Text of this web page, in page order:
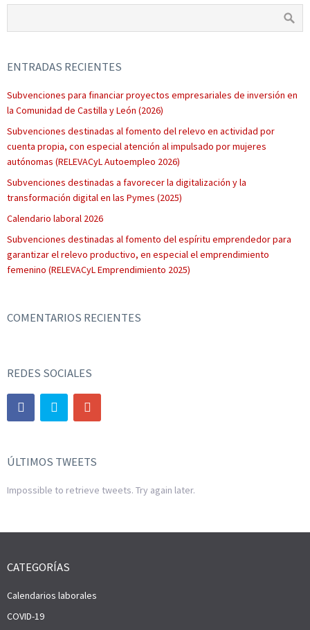
ENTRADAS RECIENTES
Subvenciones para financiar proyectos empresariales de inversión en
la Comunidad de Castilla y León (2026)
Subvenciones destinadas al fomento del relevo en actividad por
cuenta propia, con especial atención al impulsado por mujeres
autónomas (RELEVACyL Autoempleo 2026)
Subvenciones destinadas a favorecer la digitalización y la
transformación digital en las Pymes (2025)
Calendario laboral 2026
Subvenciones destinadas al fomento del espíritu emprendedor para
garantizar el relevo productivo, en especial el emprendimiento
femenino (RELEVACyL Emprendimiento 2025)
COMENTARIOS RECIENTES
REDES SOCIALES
ÚLTIMOS TWEETS
Impossible to retrieve tweets. Try again later.
CATEGORÍAS
Calendarios laborales
COVID-19